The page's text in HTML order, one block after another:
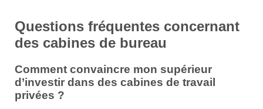
Questions fréquentes concernant
des cabines de bureau
Comment convaincre mon supérieur
d’investir dans des cabines de travail
privées ?